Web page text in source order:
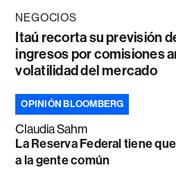
NEGOCIOS
Itaú recorta su previsión
ingresos por comisiones
volatilidad del mercado
OPINIÓN BLOOMBERG
Claudia Sahm
La Reserva Federal tiene
a la gente común